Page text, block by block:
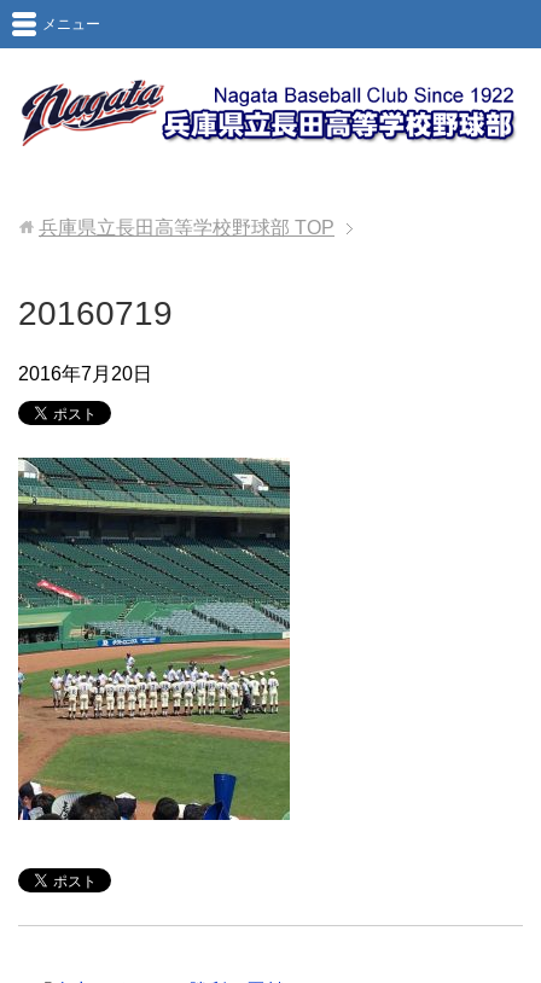
メニュー
兵庫県立長田高等学校野球部 TOP
20160719
2016年7月20日